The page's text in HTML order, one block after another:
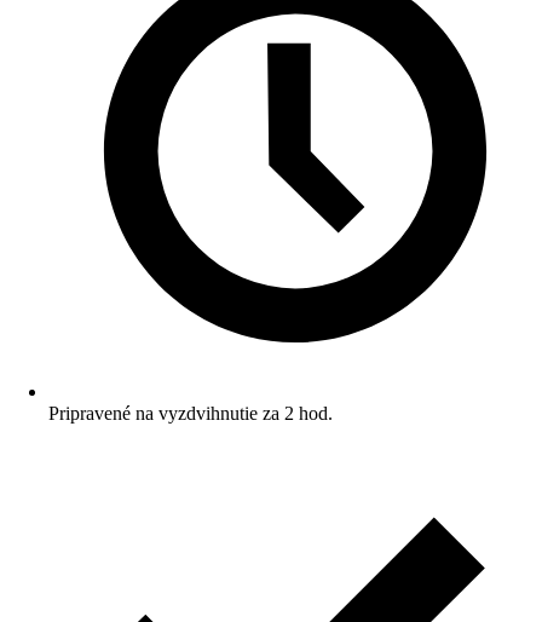
Pripravené na vyzdvihnutie za 2 hod.